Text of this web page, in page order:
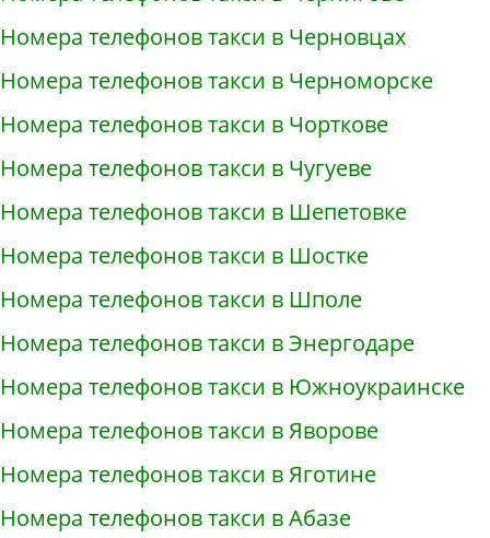
Номера телефонов такси в Черновцах
Номера телефонов такси в Черноморске
Номера телефонов такси в Чорткове
Номера телефонов такси в Чугуеве
Номера телефонов такси в Шепетовке
Номера телефонов такси в Шостке
Номера телефонов такси в Шполе
Номера телефонов такси в Энергодаре
Номера телефонов такси в Южноукраинске
Номера телефонов такси в Яворове
Номера телефонов такси в Яготине
Номера телефонов такси в Абазе